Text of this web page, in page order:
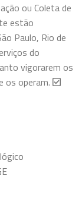
ou Coleta de
estão
Paulo, Rio de
do
vigorarem os
os operam.